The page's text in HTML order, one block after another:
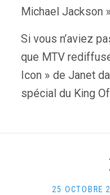
Michael Jackson
Si vous n’aviez
que MTV
Icon » de Janet
spécial du King
25 OCTOBRE